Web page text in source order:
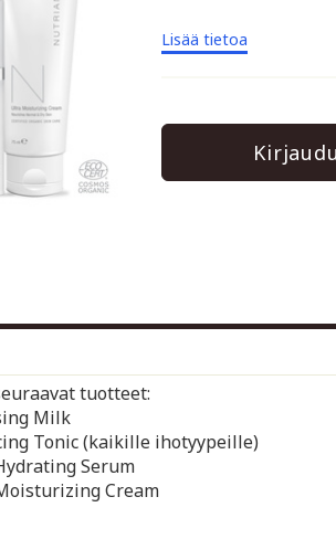
Lisää tietoa
tuotteet:
Milk
Tonic (kaikille ihotyypeille)
Serum
Cream